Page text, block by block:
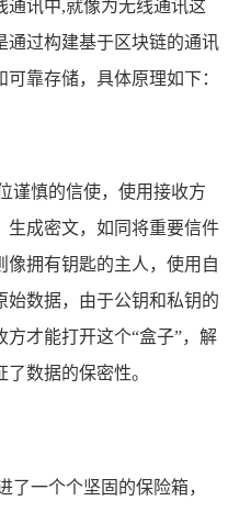
通讯中,就像为无线通讯这
通过构建基于区块链的通讯
靠存储，具体原理如下：
谨慎的信使，使用接收方
生成密文，如同将重要信件
拥有钥匙的主人，使用自
始数据，由于公钥和私钥的
才能打开这个“盒子”，解
数据的保密性。
了一个个坚固的保险箱，